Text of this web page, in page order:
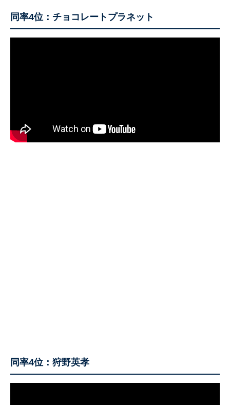
同率4位：チョコレートプラネット
同率4位：狩野英孝